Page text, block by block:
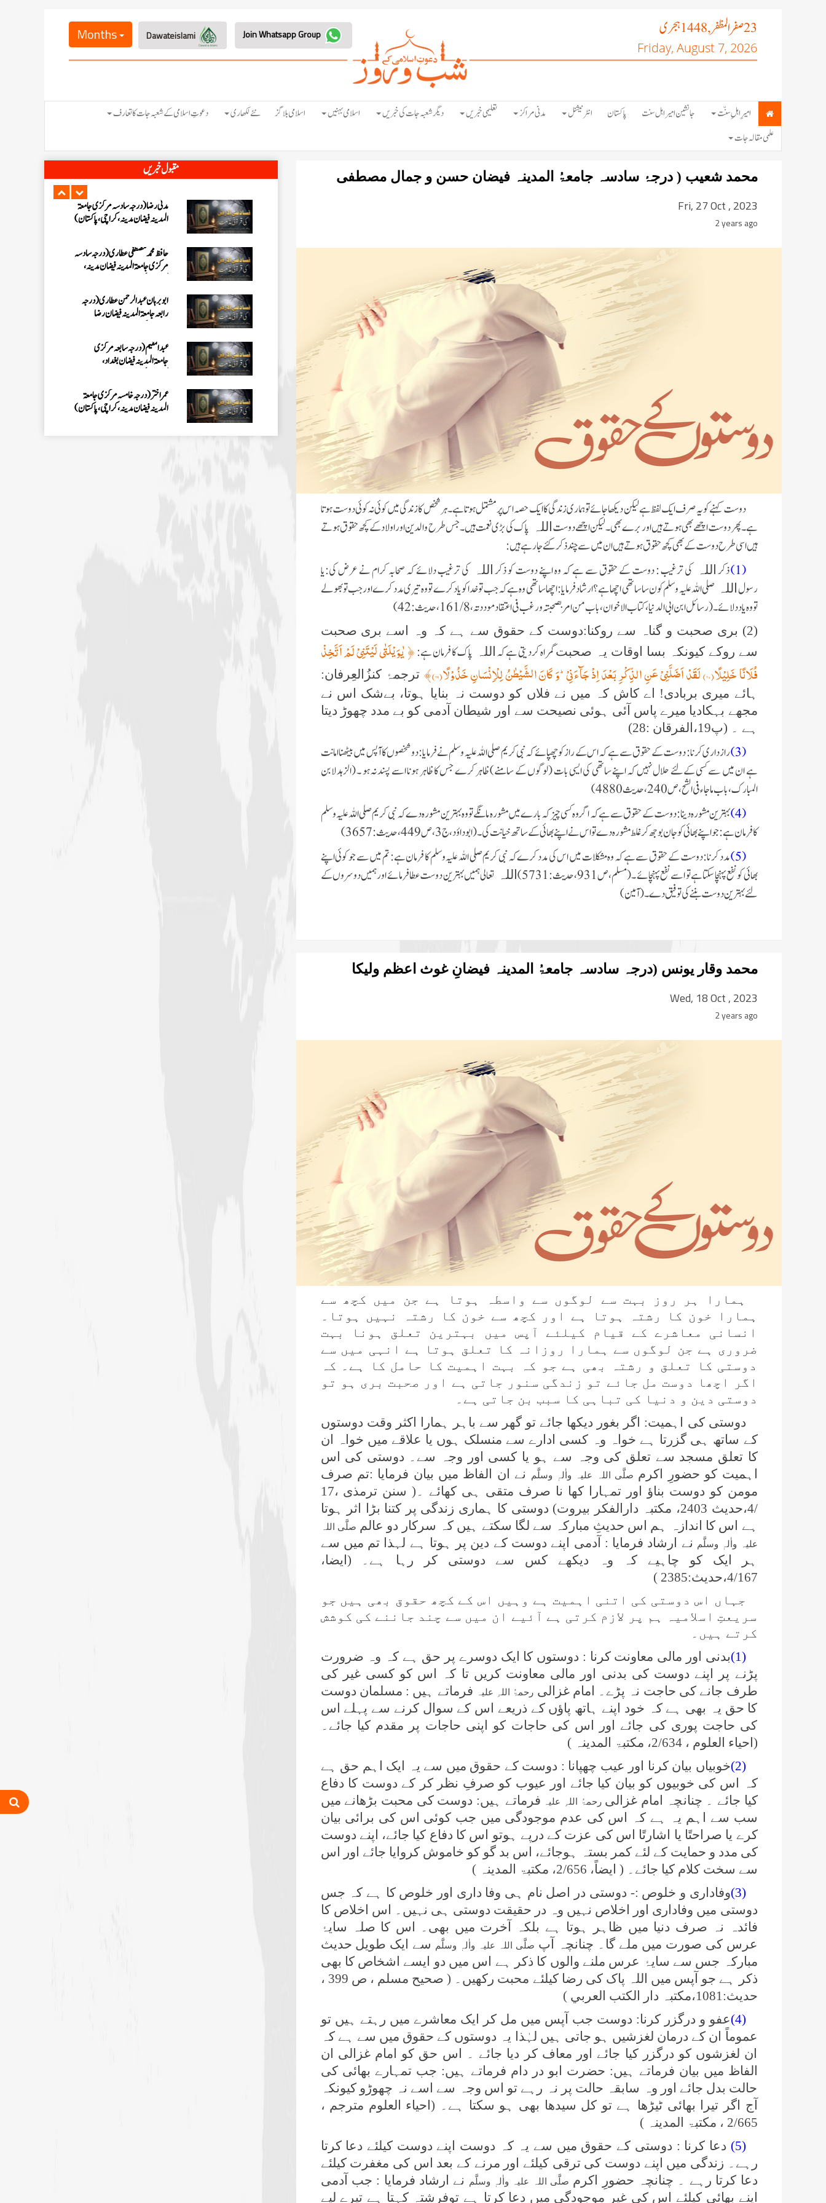
23صفر المظفر, 1448 ہجری
Friday, August 7, 2026
Months
امیرِ اہلِ سنّت جانشین امیر اہل سنت پاکستان انٹرنیشنل مدنی مراکز تعلیمی خبریں دیگر شعبہ جات کی خبریں اسلامی بہنیں اسلامی بلاگز نئے لکھاری
دعوتِ اسلامی کے شعبہ جات کا تعارف
علمی مقالہ جات
محمد شعیب ( درجۂ سادسہ جامعۃُ المدینہ فیضان حسن و جمال مصطفی
Fri, 27 Oct , 2023
2 years ago
دوست کہنے کو یہ صرف ایک لفظ ہے لیکن دیکھا جائے تو ہماری زندگی کا ایک حصہ اس پر مشتمل ہوتا ہے۔ ہر شخص کا زندگی میں کوئی نہ کوئی دوست ہوتا
ہے۔پھر دوست اچھے بھی ہوتے ہیں اور برے بھی ۔لیکن اچھے دوست اللہ پاک کی بڑی نعمت ہیں ۔جس طرح والدین اور اولاد کے کچھ حقوق ہوتے
ہیں اسی طرح دوست کے بھی کچھ حقوق ہوتے ہیں ان میں سے چند ذکر کئے جا رہے ہیں:
(1)
ذکر اللہ کی ترغیب : دوست کے حقوق سے ہے کہ وہ اپنے دوست کو ذکر اللہ کی ترغیب دلائے کہ صحابہ کرام نے عرض کی:یا
رسول اللہ صلی اللہ علیہ وسلم کون سا ساتھی اچھا ہے؟ارشاد فرمایا: اچھا ساتھی وہ ہے کہ جب تو خدا کو یاد کرے تو وہ تیری مدد کرے اور جب تو بھولے
تو وہ یاد دلائے۔ (رسائل ابن ابی الدنیا،کتاب الاخوان،باب من امر بصحبتہ و رغب فی اعتقاد موددتہ،161/8،حدیث:42)
(2) بری صحبت و گناہ سے روکنا:دوست کے حقوق سے ہے کہ وہ اسے بری صحبت
سے روکے کیونکہ بسا اوقات یہ صحبتگمراہ کردیتی ہے کہ اللہ پاک کا فرمان ہے: ﴿ یٰوَیْلَتٰى لَیْتَنِیْ لَمْ اَتَّخِذْ
فُلَانًا خَلِیْلًا(۲۸) لَقَدْ اَضَلَّنِیْ عَنِ الذِّكْرِ بَعْدَ اِذْ جَآءَنِیْؕ-وَ كَانَ الشَّیْطٰنُ لِلْاِنْسَانِ خَذُوْلًا(۲۹)﴾
ترجمۂ کنزُالعِرفان:
ہائے میری بربادی! اے کاش کہ میں نے فلاں کو دوست نہ بنایا ہوتا، بےشک اس نے
مجھے بہکادیا میرے پاس آئی ہوئی نصیحت سے اور شیطان آدمی کو بے مدد چھوڑ دیتا
ہے ۔ (پ19،الفرقان :28)
(3)
راز داری کرنا: دوست کے حقوق سے ہے کہ اس کے راز کو چھپائے کہ نبی کریم صلی اللہ علیہ وسلم نے فرمایا:دو شخصوں کا آپس میں بیٹھنا امانت
ہے ان میں سے کسی کےلئے حلال نہیں کہ اپنے ساتھی کی ایسی بات (لوگوں کے سامنے) ظاہر کرے جس کا ظاہر ہونا اسے پسند نہ ہو ۔ (الزہد لابن
المبارک، باب ما جاء فی الشح، ص 240 ، حدیث 4880)
(4)
بہترین مشورہ دینا:دوست کے حقوق سے ہے کہ اگر وہ کسی چیز کہ بارے میں مشورہ مانگے تو وہ بہترین مشورہ دے کہ نبی کریم صلی اللہ علیہ وسلم
کا فرمان ہے:جو اپنے بھائی کو جان بوجھ کر غلط مشورہ دے تو اس نے اپنے بھائی کے ساتھ خیانت کی۔(ابو داؤد،ج 3 ،ص 449 ،حدیث:3657)
(5)
مدد کرنا :دوست کے حقوق سے ہے کہ وہ مشکلات میں اس کی مدد کرے کہ نبی کریم صلی اللہ علیہ وسلم کا فرمان ہے: تم میں سے جو کوئی اپنے
بھائی کو نفع پہنچا سکتا ہے تو اسے نفع پہنچائے ۔(مسلم،ص 931،حدیث:5731)
اللہ تعالی ہمیں بہترین دوست عطا فرمائےاور ہمیں دوسروں کے
لئے بہترین دوست بننے کی توفیق دے۔(آمین)
محمد وقار یونس (درجہ سادسہ جامعۃُ المدینہ فیضانِ غوث اعظم ولیکا
کراچی، پاکستان)
Wed, 18 Oct , 2023
2 years ago
ہمارا ہر روز بہت سے لوگوں سے واسطہ ہوتا ہے جن میں کچھ سے
ہمارا خون کا رشتہ ہوتا ہے اور کچھ سے خون کا رشتہ نہیں ہوتا۔
انسانی معاشرے کے قیام کیلئے آپس میں بہترین تعلق ہونا بہت
ضروری ہے جن لوگوں سے ہمارا روزانہ کا تعلق ہوتا ہے انہی میں سے
دوستی کا تعلق و رشتہ بھی ہے جو کہ بہت اہمیت کا حامل کا ہے۔ کہ
اگر اچھا دوست مل جائے تو زندگی سنور جاتی ہے اور صحبت بری ہو تو
دوستی دین و دنیا کی تباہی کا سبب بن جاتی ہے۔
دوستی کی اہمیت: اگر بغور دیکھا جائے تو گھر سے باہر ہمارا اکثر وقت دوستوں
کے ساتھ ہی گزرتا ہے خواہ وہ کسی ادارے سے منسلک ہوں یا علاقے میں خواہ ان
کا تعلق مسجد سے تعلق کی وجہ سے ہو یا کسی اور وجہ سے۔ دوستی کی اس
اہمیت کو حضورِ اکرم صلَّی اللہ علیہ واٰلہٖ وسلَّم
نے ان الفاظ میں بیان فرمایا :تم صرف
مومن کو دوست بناؤ اور تمہارا کھا نا صرف متقی ہی کھائے ۔( سنن ترمذی ،17
/4،حدیث 2403، مکتبہ دارالفکر بیروت) دوستی کا ہماری زندگی پر کتنا بڑا اثر ہوتا
ہے اس کا اندازہ ہم اس حدیثِ مبارکہ سے لگا سکتے ہیں کہ سرکار دو عالم صلَّی اللہ
علیہ واٰلہٖ وسلَّم
نے ارشاد فرمایا : آدمی اپنے دوست کے دین پر ہوتا ہے لہذا تم میں سے
ہر ایک کو چاہیے کہ وہ دیکھے کس سے دوستی کر رہا ہے۔ (ایضا،
4/167،حدیث:2385 )
جہاں اس دوستی کی اتنی اہمیت ہے وہیں اس کے کچھ حقوق بھی ہیں جو
سریعتِ اسلامیہ ہم پر لازم کرتی ہے آئیے ان میں سے چند جاننے کی کوشش
کرتے ہیں۔
(1)
بدنی اور مالی معاونت کرنا : دوستوں کا ایک دوسرے پر حق ہے کہ وہ ضرورت
پڑنے پر اپنے دوست کی بدنی اور مالی معاونت کریں تا کہ اس کو کسی غیر کی
طرف جانے کی حاجت نہ پڑے۔ امام غزالی رحمۃُ اللہِ علیہ
فرماتے ہیں : مسلمان دوست
کا حق یہ بھی ہے کہ خود اپنے ہاتھ پاؤں کے ذریعے اس کے سوال کرنے سے پہلے اس
کی حاجت پوری کی جائے اور اس کی حاجات کو اپنی حاجات پر مقدم کیا جائے۔
(احیاء العلوم ، 2/634، مکتبۃ المدینہ )
(2)
خوبیاں بیان کرنا اور عیب چھپانا : دوست کے حقوق میں سے یہ ایک اہم حق ہے
کہ اس کی خوبیوں کو بیان کیا جائے اور عیوب کو صرفِ نظر کر کے دوست کا دفاع
کیا جائے ۔ چنانچہ امام غزالیرحمۃُ اللہِ علیہ فرماتے ہیں: دوست کی محبت بڑھانے میں
سب سے اہم یہ ہے کہ اس کی عدم موجودگی میں جب کوئی اس کی برائی بیان
کرے یا صراحتًا یا اشارتًا اس کی عزت کے درپے ہوتو اس کا دفاع کیا جائے، اپنے دوست
کی مدد و حمایت کے لئے کمر بستہ ہوجائے، اس بد گو کو خاموش کروایا جائے اور اس
سے سخت کلام کیا جائے۔ ( ایضاً، 2/656، مکتبۃ المدینہ )
(3)
وفاداری و خلوص :- دوستی در اصل نام ہی وفا داری اور خلوص کا ہے کہ جس
دوستی میں وفاداری اور اخلاص نہیں وہ در حقیقت دوستی ہی نہیں۔ اس اخلاص کا
فائدہ نہ صرف دنیا میں ظاہر ہوتا ہے بلکہ آخرت میں بھی۔ اس کا صلہ سایۂ
عرس کی صورت میں ملے گا۔ چنانچہ آپ صلَّی اللہ علیہ واٰلہٖ وسلَّم
سے ایک طویل حدیث
مبارکہ جس سے سایۂ عرس ملنے والوں کا ذکر ہے اس میں دو ایسے اشخاص کا بھی
ذکر ہے جو آپس میں اللہ پاک کی رضا کیلئے محبت رکھیں۔ ( صحیح مسلم ، ص 399 ،
حدیث:1081،مکتبہ دار الکتب العربي )
(4)
عفو و درگزر کرنا: دوست جب آپس میں مل کر ایک معاشرے میں رہتے ہیں تو
عموماً ان کے درمان لغزشیں ہو جاتی ہیں لہٰذا یہ دوستوں کے حقوق میں سے ہے کہ
ان لغزشوں کو درگزر کیا جائے اور معاف کر دیا جائے ۔ اس حق کو امام غزالی ان
الفاظ میں بیان فرماتے ہیں: حضرت ابو در دام فرماتے ہیں: جب تمہارے بھائی کی
حالت بدل جائے اور وہ سابقہ حالت پر نہ رہے تو اس وجہ سے اسے نہ چھوڑو کیونکہ
آج اگر تیرا بھائی ٹیڑھا ہے تو کل سیدھا بھی ہو سکتا ہے۔ (احیاء العلوم مترجم ،
2/665 ، مکتبۃ المدینہ )
(5)
دعا کرنا : دوستی کے حقوق میں سے یہ کہ دوست اپنے دوست کیلئے دعا کرتا
رہے۔ زندگی میں اپنے دوست کی ترقی کیلئے اور مرنے کے بعد اس کی مغفرت کیلئے
دعا کرتا رہے ۔ چنانچہ حضورِ اکرم صلَّی اللہ علیہ واٰلہٖ وسلَّم
نے ارشاد فرمایا : جب آدمی
اپنے بھائی کیلئے اس کی غیر موجودگی میں دعا کرتا ہے توفرشتہ کہتا ہے تیرے لیے
مقبول خبریں
عبدالرؤف (درجہ سابعہ جامعۃ المدینہ
فیضان بغداد ،کراچی،پاکستان)
مدنی رضا(درجہ سادسہ مرکز ی جامعۃ
حافظ محمد مصطفٰی عطاری (درجہ سادسہ
مرکزی جامعۃالمدينہ فیضان مدینہ،
ابو برہان عبدالرحمن عطاری (درجہ
رابعہ جامعۃالمدینہ فیضان رضا
عبدالمقیم (درجہ سابعہ مرکزی
جامعۃالمدینہ فیضان بغداد،
عمر اختر (درجہ خامسہ مرکزی جامعۃ
المدینہ فیضان مدینہ ،کراچی،پاکستان)
محمد وقاص (مرکزی جامعۃ المدینہ
فیضان مدینہ،کراچی ،پاکستان)
محمد سعد عمران (درجہ عالیہ مرکزی جامعۃ
المدینہ فیضانِ مدینہ ،کراچی ،پاکستان)